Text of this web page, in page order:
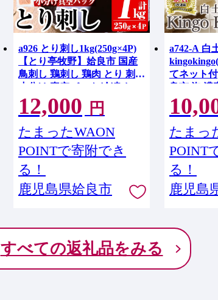
a926 とり刺し1kg(250g×4P)
【とり亭牧野】姶良市 国産
鳥刺し 鶏刺し 鶏肉 とり 刺身
小分け 真空パック 冷凍 おつ
まみ おかず
12,000 円
たまったWAON
POINTで寄附でき
る！
鹿児島県姶良市
a742-A 白
てネット
良市 泡 濃
顔料 洗顔
ごきんご
たまっ
POINT
る！
鹿児島
すべての返礼品をみる